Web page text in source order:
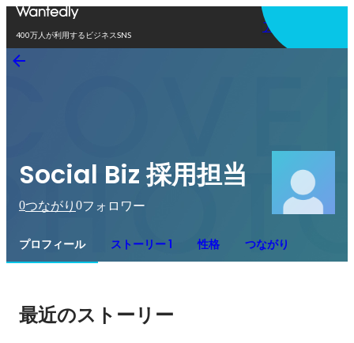
400万人が利用するビジネスSNS
アプリを使う
Social Biz 採用担当
0つながり 0フォロワー
プロフィール ストーリー 1 性格 つながり
最近のストーリー